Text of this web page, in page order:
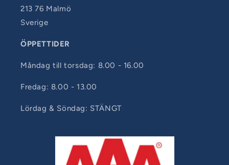
213 76 Malmö
Sverige
ÖPPETTIDER
Måndag till torsdag: 8.00 - 16.00
Fredag: 8.00 - 13.00
Lördag & Söndag: STÄNGT